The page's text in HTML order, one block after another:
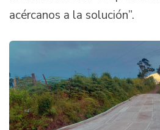
acércanos a la solución”.